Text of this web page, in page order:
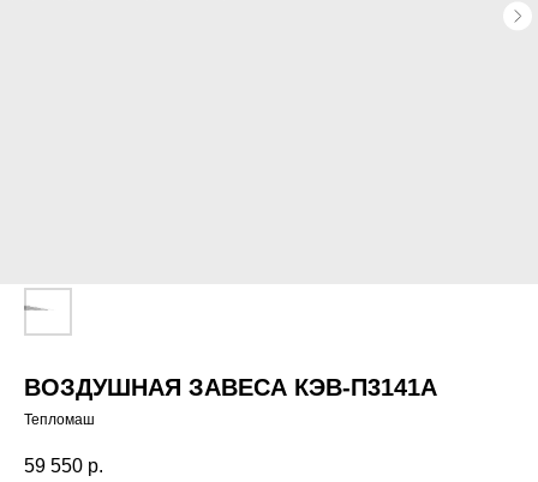
ВОЗДУШНАЯ ЗАВЕСА КЭВ-П3141A
Тепломаш
59 550 р.